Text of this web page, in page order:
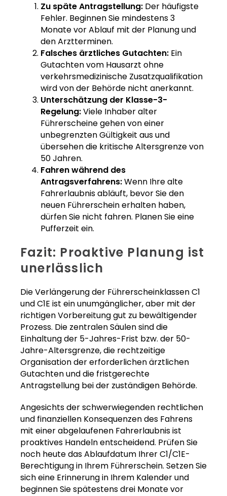
Zu späte Antragstellung: Der häufigste
Fehler. Beginnen Sie mindestens 3
Monate vor Ablauf mit der Planung und
den Arztterminen.
Falsches ärztliches Gutachten: Ein
Gutachten vom Hausarzt ohne
verkehrsmedizinische Zusatzqualifikation
wird von der Behörde nicht anerkannt.
Unterschätzung der Klasse-3-
Regelung:Viele Inhaber alter
Führerscheine gehen von einer
unbegrenzten Gültigkeit aus und
übersehen die kritische Altersgrenze von
50 Jahren.
Fahren während des
Antragsverfahrens:Wenn Ihre alte
Fahrerlaubnis abläuft, bevor Sie den
neuen Führerschein erhalten haben,
dürfen Sie nicht fahren. Planen Sie eine
Pufferzeit ein.
Fazit: Proaktive Planung ist
unerlässlich
Die Verlängerung der Führerscheinklassen C1
und C1E ist ein unumgänglicher, aber mit der
richtigen Vorbereitung gut zu bewältigender
Prozess. Die zentralen Säulen sind die
Einhaltung der 5-Jahres-Frist bzw. der 50-
Jahre-Altersgrenze, die rechtzeitige
Organisation der erforderlichen ärztlichen
Gutachten und die fristgerechte
Antragstellung bei der zuständigen Behörde.
Angesichts der schwerwiegenden rechtlichen
und finanziellen Konsequenzen des Fahrens
mit einer abgelaufenen Fahrerlaubnis ist
proaktives Handeln entscheidend. Prüfen Sie
noch heute das Ablaufdatum Ihrer C1/C1E-
Berechtigung in Ihrem Führerschein. Setzen Sie
sich eine Erinnerung in Ihrem Kalender und
beginnen Sie spätestens drei Monate vor